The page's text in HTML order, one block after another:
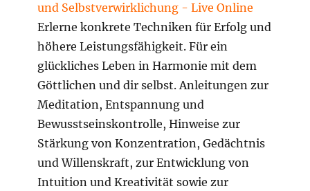
und Selbstverwirklichung - Live Online
Erlerne konkrete Techniken für Erfolg und
höhere Leistungsfähigkeit. Für ein
glückliches Leben in Harmonie mit dem
Göttlichen und dir selbst. Anleitungen zur
Meditation, Entspannung und
Bewusstseinskontrolle, Hinweise zur
Stärkung von Konzentration, Gedächtnis
und Willenskraft, zur Entwicklung von
Intuition und Kreativität sowie zur